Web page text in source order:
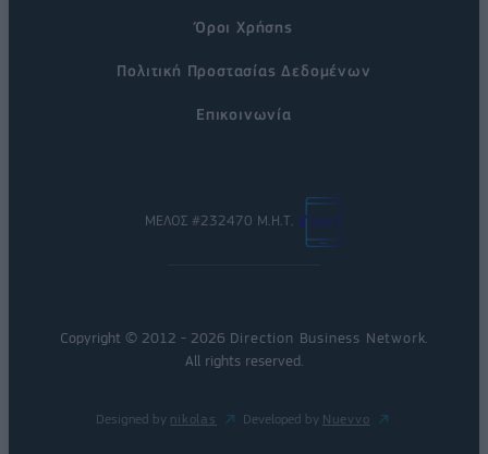
Όροι Χρήσης
Πολιτική Προστασίας Δεδομένων
Επικοινωνία
ΜΕΛΟΣ #232470 Μ.Η.Τ.
Copyright © 2012 - 2026 Direction Business Network
All rights reserved.
Designed by nikolas Developed by Nuevvo